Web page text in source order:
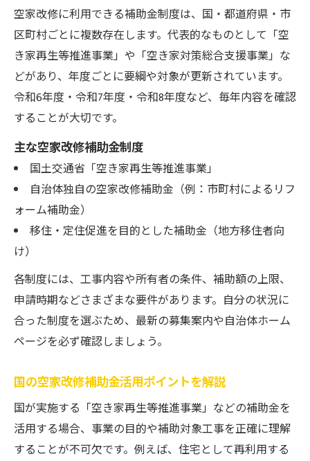
空家改修に利用できる補助金制度は、国・都道府県・市
区町村ごとに複数存在します。代表的なものとして「空
き家再生等推進事業」や「空き家対策総合支援事業」な
どがあり、年度ごとに要綱や対象が更新されています。
令和6年度・令和7年度・令和8年度など、毎年内容を確認
することが大切です。
主な空家改修補助金制度
国土交通省「空き家再生等推進事業」
自治体独自の空家改修補助金（例：市町村によるリフ
ォーム補助金）
移住・定住促進を目的とした補助金（地方移住者向
け）
各制度には、工事内容や所有者の条件、補助額の上限、
申請時期などさまざまな要件があります。自分の状況に
合った制度を選ぶため、最新の募集案内や自治体ホーム
ページを必ず確認しましょう。
国の空家改修補助金活用ポイントを解説
国が実施する「空き家再生等推進事業」などの補助金を
活用する場合、事業の目的や補助対象工事を正確に理解
することが不可欠です。例えば、住宅として再利用する